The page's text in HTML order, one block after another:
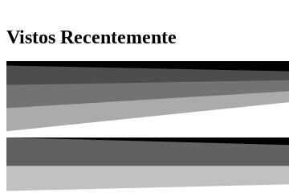
Vistos Recentemente